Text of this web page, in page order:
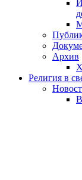
Архив
Религия в